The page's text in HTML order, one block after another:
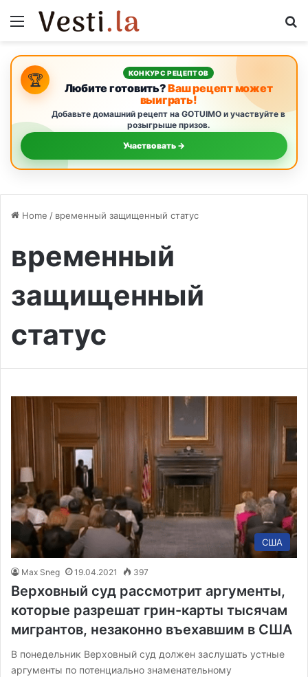
Menu
🏆 КОНКУРС РЕЦЕПТОВ
Любите готовить?Ваш рецепт может
выиграть!
Добавьте домашний рецепт на GOTUIMO и участвуйте в
розыгрыше призов.
Участвовать →
Home / временный защищенный статус
временный
защищенный
статус
США
Max Sneg 19.04.2021 397
Верховный суд рассмотрит аргументы,
которые разрешат грин-карты тысячам
мигрантов, незаконно въехавшим в США
В понедельник Верховный суд должен заслушать устные
аргументы по потенциально знаменательному